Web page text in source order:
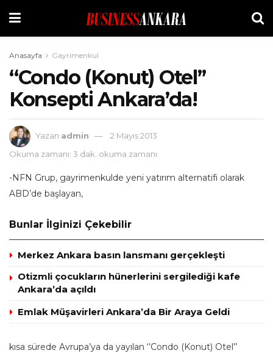
Anasayfa Gayrimenkul
“Condo (Konut) Otel’’
Konsepti Ankara’da!
Yazan admin
2 Mayıs 2013
Okuma zamanı: 3 dak. okuma zamanı
-NFN Grup, gayrimenkulde yeni yatırım alternatifi olarak
ABD’de başlayan,
Bunlar İlginizi Çekebilir
Merkez Ankara basın lansmanı gerçekleşti
Otizmli çocukların hünerlerini sergilediği kafe
Ankara’da açıldı
Emlak Müşavirleri Ankara’da Bir Araya Geldi
kısa sürede Avrupa’ya da yayılan ‘’Condo (Konut) Otel’’